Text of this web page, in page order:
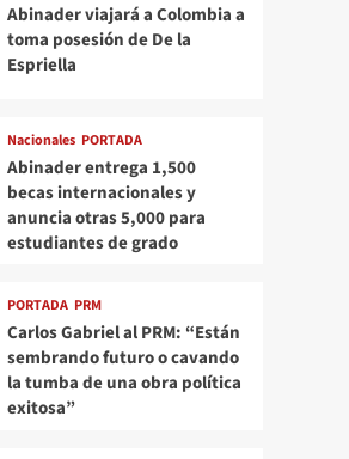
Abinader viajará a Colombia a
toma posesión de De la
Espriella
Nacionales PORTADA
Abinader entrega 1,500
becas internacionales y
anuncia otras 5,000 para
estudiantes de grado
PORTADA PRM
Carlos Gabriel al PRM: “Están
sembrando futuro o cavando
la tumba de una obra política
exitosa”